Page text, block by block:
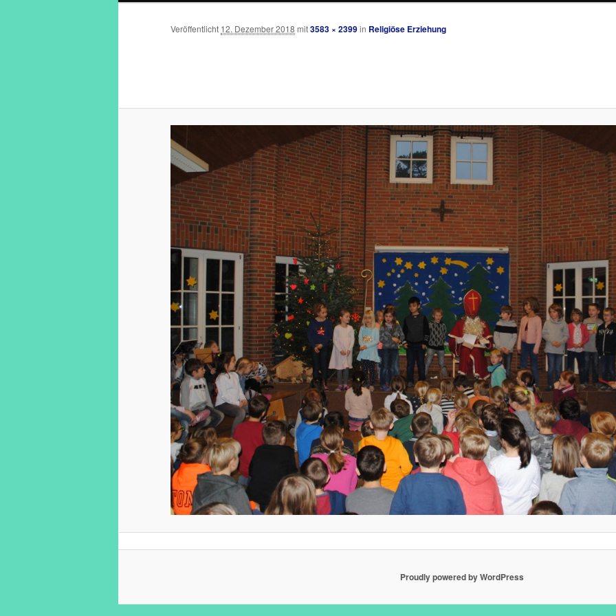
Veröffentlicht 12. Dezember 2018 mit3583 × 2399in Religiöse Erziehung
Proudly powered by WordPress